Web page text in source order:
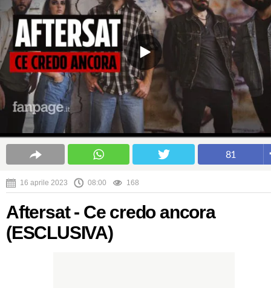
81
16 aprile 2023 08:00 168
Aftersat - Ce credo ancora
(ESCLUSIVA)